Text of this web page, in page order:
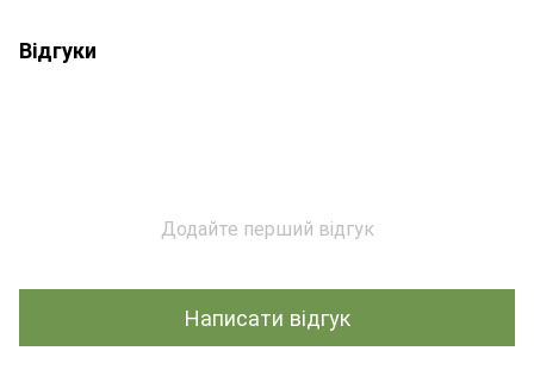
Відгуки
Додайте перший відгук
Написати відгук